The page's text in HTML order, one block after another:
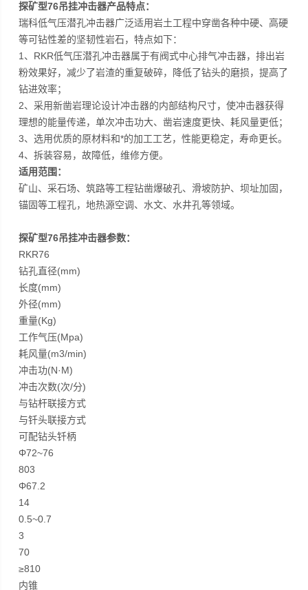
探矿型76吊挂冲击器产品特点：
瑞科低气压潜孔冲击器广泛适用岩土工程中穿凿各种中硬、高硬
等可钻性差的坚韧性岩石，特点如下：
1、RKR低气压潜孔冲击器属于有阀式中心排气冲击器，排出岩
粉效果好，减少了岩渣的重复破碎，降低了钻头的磨损，提高了
钻进效率；
2、采用新凿岩理论设计冲击器的内部结构尺寸，使冲击器获得
理想的能量传递，单次冲击功大、凿岩速度更快、耗风量更低；
3、选用优质的原材料和*的加工工艺，性能更稳定，寿命更长。
4、拆装容易，故障低，维修方便。
适用范围：
矿山、采石场、筑路等工程钻凿爆破孔、滑坡防护、坝址加固，
锚固等工程孔，地热源空调、水文、水井孔等领域。
探矿型76吊挂冲击器参数：
RKR76
钻孔直径(mm)
长度(mm)
外径(mm)
重量(Kg)
工作气压(Mpa)
耗风量(m3/min)
冲击功(N·M)
冲击次数(次/分)
与钻杆联接方式
与钎头联接方式
可配钻头钎柄
Φ72~76
803
Φ67.2
14
0.5~0.7
3
70
≥810
内锥